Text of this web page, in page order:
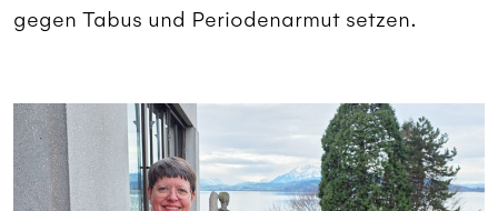
gegen Tabus und Periodenarmut setzen.